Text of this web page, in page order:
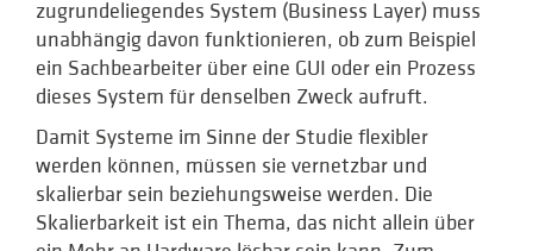
zugrundeliegendes System (Business Layer) muss
unabhängig davon funktionieren, ob zum Beispiel
ein Sachbearbeiter über eine GUI oder ein Prozess
dieses System für denselben Zweck aufruft.
Damit Systeme im Sinne der Studie flexibler
werden können, müssen sie vernetzbar und
skalierbar sein beziehungsweise werden. Die
Skalierbarkeit ist ein Thema, das nicht allein über